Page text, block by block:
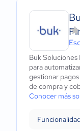
Buk Soluciones
para
gestionar
de compra y
Conocer más